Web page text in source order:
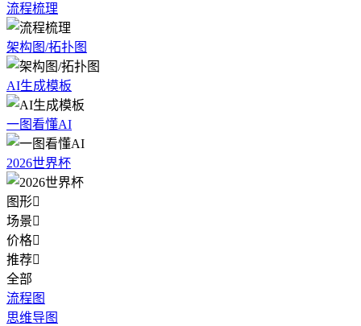
流程梳理
架构图/拓扑图
AI生成模板
一图看懂AI
2026世界杯
图形
场景
价格
推荐
全部
流程图
思维导图